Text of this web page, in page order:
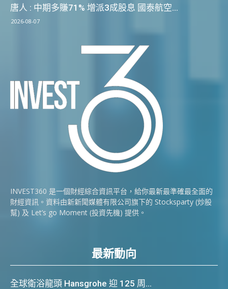
唐人 : 中期多賺71% 增派3成股息 國泰航空...
2026-08-07
INVEST360 是一個財經綜合資訊平台，給你最新最準確最全面的
財經資訊。資料由新新聞媒體有限公司旗下的 Stocksparty (炒股
幫) 及 Let’s go Moment (投資先機) 提供。
最新動向
全球衛浴龍頭 Hansgrohe 迎 125 周...